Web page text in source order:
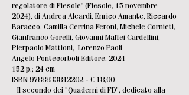
regolatore di Fiesole" (Fiesole, 15 novembre
2024), di Andrea Aleardi, Enrico Amante, Riccardo
Baracco, Camilla Cerrina Feroni, Michele Cornieti,
Gianfranco Gorelli, Giovanni Maffei Cardellini,
Pierpaolo Mattioni, Lorenzo Paoli
Angelo Pontecorboli Editore, 2024
152 p.; 24 cm
ISBN9788833842202 - € 18,00
Il secondo dei “Quaderni di FD”, dedicato alla